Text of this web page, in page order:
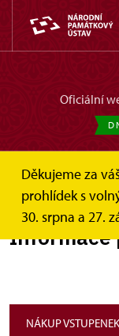
oficiální
Děkujeme za
prohlídek s
30. srpna a 27.
Slatiňany
Informace
NÁKUP